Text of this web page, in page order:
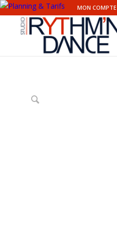
MON COMPTE